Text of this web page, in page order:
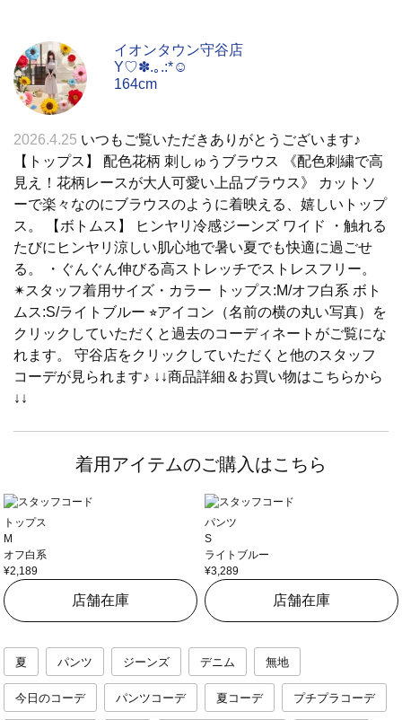
イオンタウン守谷店
Y♡✽.｡.:*☺︎
164cm
2026.4.25 いつもご覧いただきありがとうございます♪
【トップス】 配色花柄 刺しゅうブラウス 《配色刺繍で高
見え！花柄レースが大人可愛い上品ブラウス》 カットソ
ーで楽々なのにブラウスのように着映える、嬉しいトップ
ス。 【ボトムス】 ヒンヤリ冷感ジーンズ ワイド ・触れる
たびにヒンヤリ涼しい肌心地で暑い夏でも快適に過ごせ
る。 ・ぐんぐん伸びる高ストレッチでストレスフリー。
✴︎スタッフ着用サイズ・カラー トップス:M/オフ白系 ボト
ムス:S/ライトブルー ⭐︎アイコン（名前の横の丸い写真）を
クリックしていただくと過去のコーディネートがご覧にな
れます。 守谷店をクリックしていただくと他のスタッフ
コーデが見られます♪ ↓↓商品詳細＆お買い物はこちらから
↓↓
着用アイテムのご購入はこちら
トップス
M
オフ白系
¥2,189
店舗在庫
パンツ
S
ライトブルー
¥3,289
店舗在庫
夏 パンツ ジーンズ デニム 無地
今日のコーデ パンツコーデ 夏コーデ プチプラコーデ